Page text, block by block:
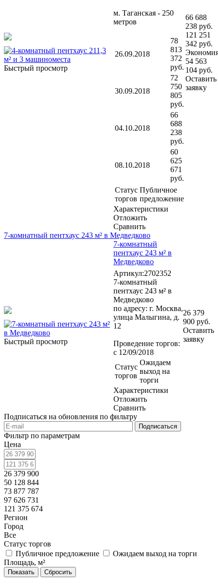
Быстрый просмотр
м. Таганская - 250
метров
26.09.2018
78
813
372
руб.
30.09.2018
72
750
805
руб.
04.10.2018
66
688
238
руб.
08.10.2018
60
625
671
руб.
Статус
торгов
Публичное
предложение
Характеристики
Отложить
Сравнить
66 688
238 руб.
121 251
342 руб.
54 563
104 руб.
Оставить
заявку
7-комнатный пентхаус 243 м² в Медведково
Быстрый просмотр
7-комнатный
пентхаус 243 м² в
Медведково
Артикул:2702352
7-комнатный
пентхаус 243 м² в
Медведково
по адресу: г. Москва,
улица Малыгина, д.
12
Проведение торгов:
с 12/09/2018
Статус
торгов
Ожидаем
выход на
торги
Характеристики
Отложить
Сравнить
26 379
900 руб.
Оставить
заявку
Подписаться на обновления по фильтру
Фильтр по параметрам
Цена
26 379 900
50 128 844
73 877 787
97 626 731
121 375 674
Регион
Город
Все
Статус торгов
Публичное предложение
Ожидаем выход на торги
Площадь, м²
Сбросить